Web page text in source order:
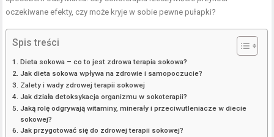
oczekiwane efekty, czy może kryje w sobie pewne pułapki?
Spis treści
Dieta sokowa – co to jest zdrowa terapia sokowa?
Jak dieta sokowa wpływa na zdrowie i samopoczucie?
Zalety i wady zdrowej terapii sokowej
Jak działa detoksykacja organizmu w sokoterapii?
Jaką rolę odgrywają witaminy, minerały i przeciwutleniacze w diecie
sokowej?
Jak przygotować się do zdrowej terapii sokowej?